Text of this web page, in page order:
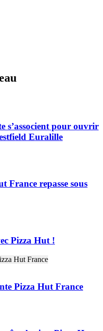
s’associent pour ouvrir
Euralille
France repasse sous
Pizza Hut !
Pizza Hut France